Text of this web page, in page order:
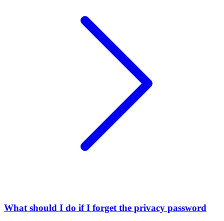
What should I do if I forget the privacy password